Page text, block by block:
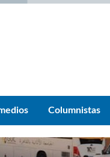
Columnistas